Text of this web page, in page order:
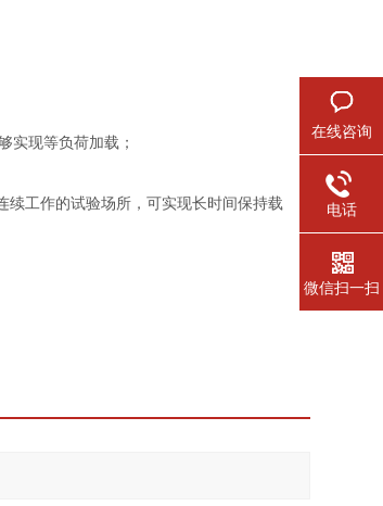
现等负荷加载；
工作的试验场所，可实现长时间保持载
在线咨询
电话
微信扫一扫